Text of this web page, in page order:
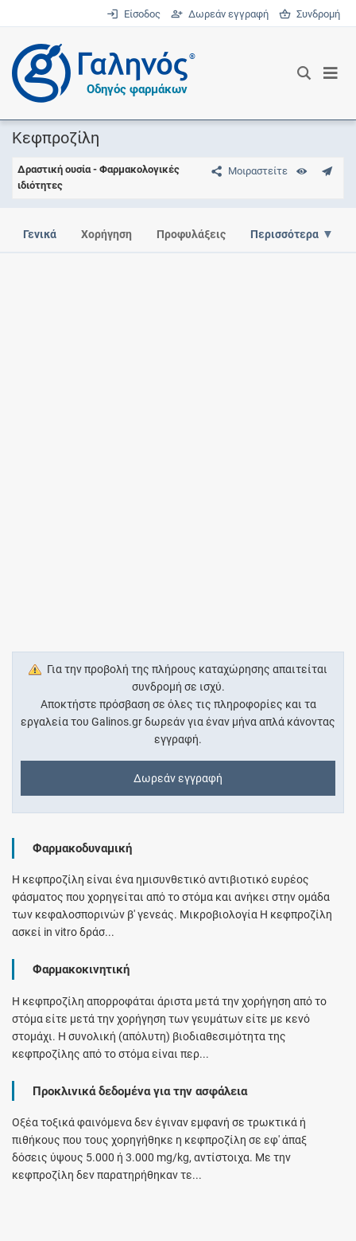
Είσοδος Δωρεάν εγγραφή Συνδρομή
®
Οδηγός φαρμάκων
Κεφπροζίλη
Μοιραστείτε
Δραστική ουσία - Φαρμακολογικές
ιδιότητες
Γενικά Χορήγηση Προφυλάξεις Περισσότερα
Για την προβολή της πλήρους καταχώρησης απαιτείται
συνδρομή σε ισχύ.
Αποκτήστε πρόσβαση σε όλες τις πληροφορίες και τα
εργαλεία του Galinos.gr δωρεάν για έναν μήνα απλά κάνοντας
εγγραφή.
Δωρεάν εγγραφή
Φαρμακοδυναμική
Η κεφπροζίλη είναι ένα ημισυνθετικό αντιβιοτικό ευρέος
φάσματος που χορηγείται από το στόμα και ανήκει στην ομάδα
των κεφαλοσπορινών β' γενεάς. Μικροβιολογία Η κεφπροζίλη
ασκεί in vitro δράσ...
Φαρμακοκινητική
Η κεφπροζίλη απορροφάται άριστα μετά την χορήγηση από το
στόμα είτε μετά την χορήγηση των γευμάτων είτε με κενό
στομάχι. Η συνολική (απόλυτη) βιοδιαθεσιμότητα της
κεφπροζίλης από το στόμα είναι περ...
Προκλινικά δεδομένα για την ασφάλεια
Οξέα τοξικά φαινόμενα δεν έγιναν εμφανή σε τρωκτικά ή
πιθήκους που τους χορηγήθηκε η κεφπροζίλη σε εφ' άπαξ
δόσεις ύψους 5.000 ή 3.000 mg/kg, αντίστοιχα. Με την
κεφπροζίλη δεν παρατηρήθηκαν τε...